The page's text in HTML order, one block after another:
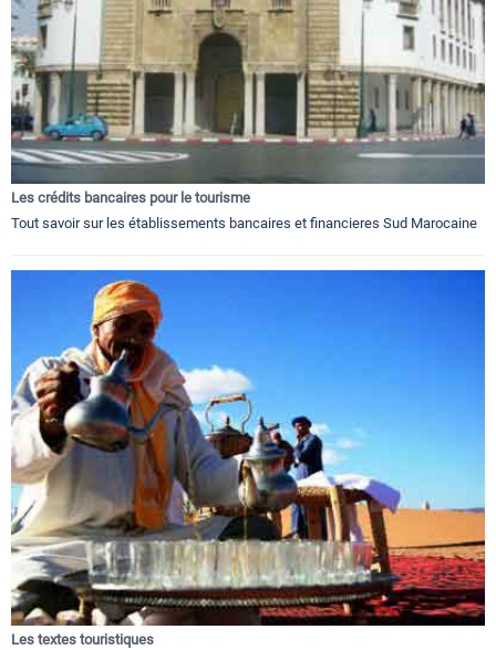
Les crédits bancaires pour le tourisme
Tout savoir sur les établissements bancaires et financieres Sud Marocaine
Les textes touristiques